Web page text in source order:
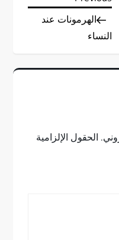
Postالهرمونات عند
النساء
الحقول الإلزامية